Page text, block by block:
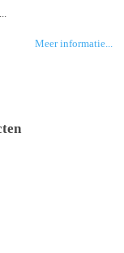
Meer informatie...